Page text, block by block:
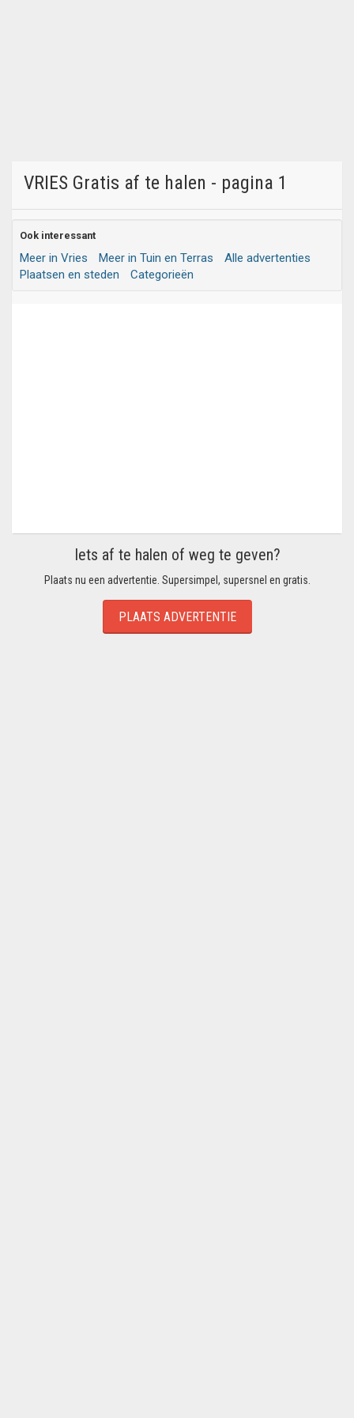
VRIES Gratis af te halen - pagina 1
Ook interessant
Meer in Vries Meer in Tuin en Terras
Alle advertenties
Plaatsen en steden
Categorieën
Iets af te halen of weg te geven?
Plaats nu een advertentie. Supersimpel, supersnel en gratis.
PLAATS ADVERTENTIE